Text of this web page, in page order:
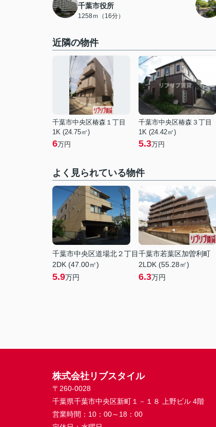
千葉市役所
1258ｍ（16分）
近隣の物件
千葉市中央区椿森１丁目
1K (24.75㎡)
6万円
千葉市中央区椿森３丁目
1K (24.42㎡)
5.3万円
よく見られている物件
千葉市中央区道場北２丁目
2DK (47.00㎡)
5.9万円
千葉市若葉区加曽利町
2LDK (55.28㎡)
6.3万円
株式会社リブスタイル
〒260-0028
千葉県千葉市中央区新町１－１８ 上野ビル 4階
営業時間： 10：00～18：00